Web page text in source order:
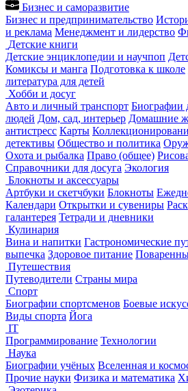
Бизнес и саморазвитие
Бизнес и предпринимательство
и реклама Менеджмент и лидерство
Детские книги
Детские энциклопедии и научпоп
Комиксы и манга Подготовка к школе
литература для детей
Хобби и досуг
Авто и личный транспорт Биографии
людей Дом, сад, интерьер Домашние
антистресс Карты
детективы Общество и политика
Охота и рыбалка Право (общее)
Справочники для досуга Экология
Блокноты и аксессуары
Артбуки и скетчбуки Блокноты
Календари Открытки и сувениры
галантерея Тетради и дневники
Кулинария
Вина и напитки Гастрономические
выпечка Здоровое питание
Путешествия
Путеводители Страны мира
Спорт
Биографии спортсменов Боевые
Виды спорта Йога
IT
Программирование Технологии
Наука
Биографии учёных Вселенная и
Прочие науки Физика и математика